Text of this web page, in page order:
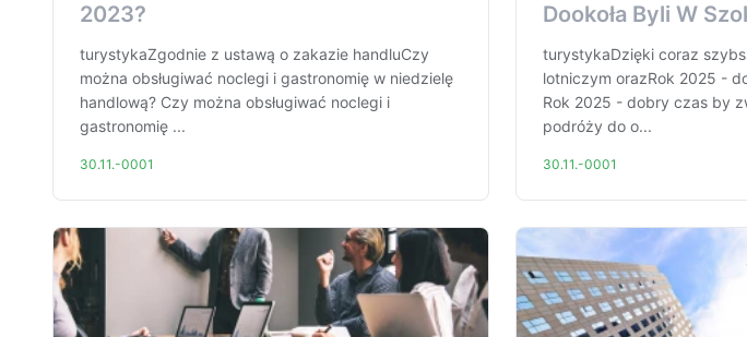
2023?
turystykaZgodnie z ustawą o zakazie handluCzy
można obsługiwać noclegi i gastronomię w niedzielę
handlową? Czy można obsługiwać noclegi i
gastronomię ...
30.11.-0001
Dookoła Byli W
turystykaDzięki coraz
lotniczym orazRok 2025 -
Rok 2025 - dobry czas by
podróży do o...
30.11.-0001